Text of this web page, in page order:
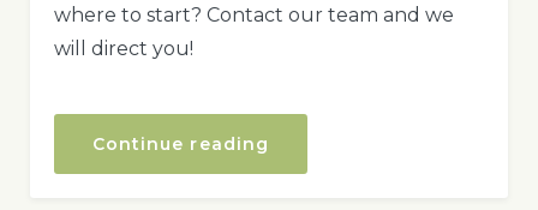
where to start? Contact our team and we
will direct you!
Continue reading
Us”